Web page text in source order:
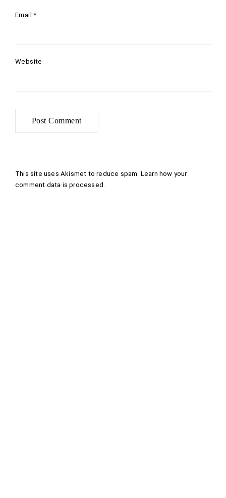
Email*
Website
This site uses Akismet to reduce spam. Learn how your
comment data is processed .